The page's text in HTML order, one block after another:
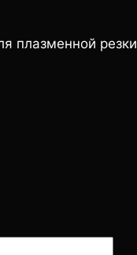
плазменной резки